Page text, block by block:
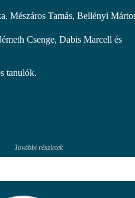
Mészáros Tamás, Bellényi
Csenge, Dabis Marcell és
tanulók.
További részletek